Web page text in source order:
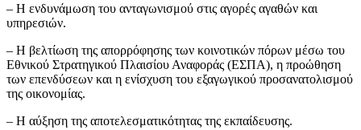
– Η ενδυνάμωση του ανταγωνισμού στις αγορές αγαθών και
υπηρεσιών.
– Η βελτίωση της απορρόφησης των κοινοτικών πόρων μέσω του
Εθνικού Στρατηγικού Πλαισίου Αναφοράς (ΕΣΠΑ), η προώθηση
των επενδύσεων και η ενίσχυση του εξαγωγικού προσανατολισμού
της οικονομίας.
– Η αύξηση της αποτελεσματικότητας της εκπαίδευσης.